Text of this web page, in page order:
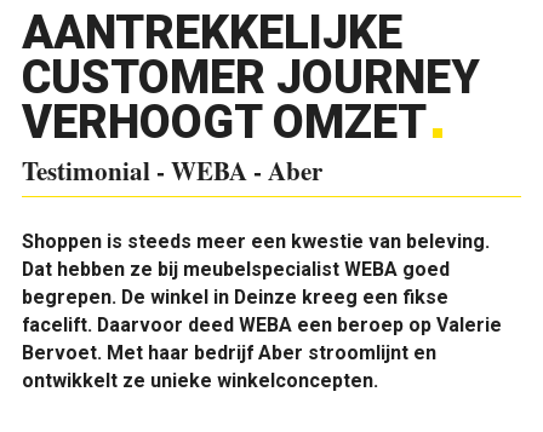
AANTREKKELIJKE
CUSTOMER JOURNEY
VERHOOGT OMZET
Testimonial - WEBA - Aber
Shoppen is steeds meer een kwestie van beleving.
Dat hebben ze bij meubelspecialist WEBA goed
begrepen. De winkel in Deinze kreeg een fikse
facelift. Daarvoor deed WEBA een beroep op Valerie
Bervoet. Met haar bedrijf Aber stroomlijnt en
ontwikkelt ze unieke winkelconcepten.